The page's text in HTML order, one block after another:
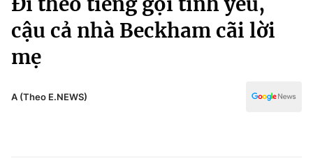
Chính trị
Xã hội
Pháp luật
Thể thao
Truyền hình
Công nghệ
cậu cả nhà Beckham cãi lời
mẹ
A (Theo E.NEWS)